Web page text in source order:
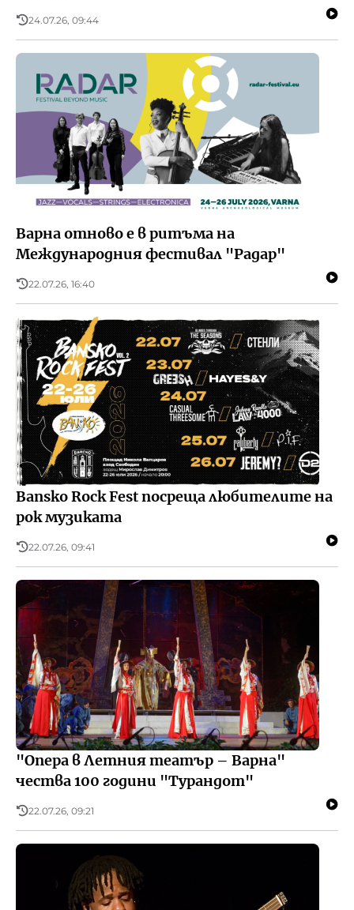
24.07.26, 09:44
Варна отново е в ритъма на
Международния фестивал "Радар"
22.07.26, 16:40
Bansko Rock Fest посреща любителите на
рок музиката
22.07.26, 09:41
"Опера в Летния театър – Варна"
чества 100 години "Турандот"
22.07.26, 09:21